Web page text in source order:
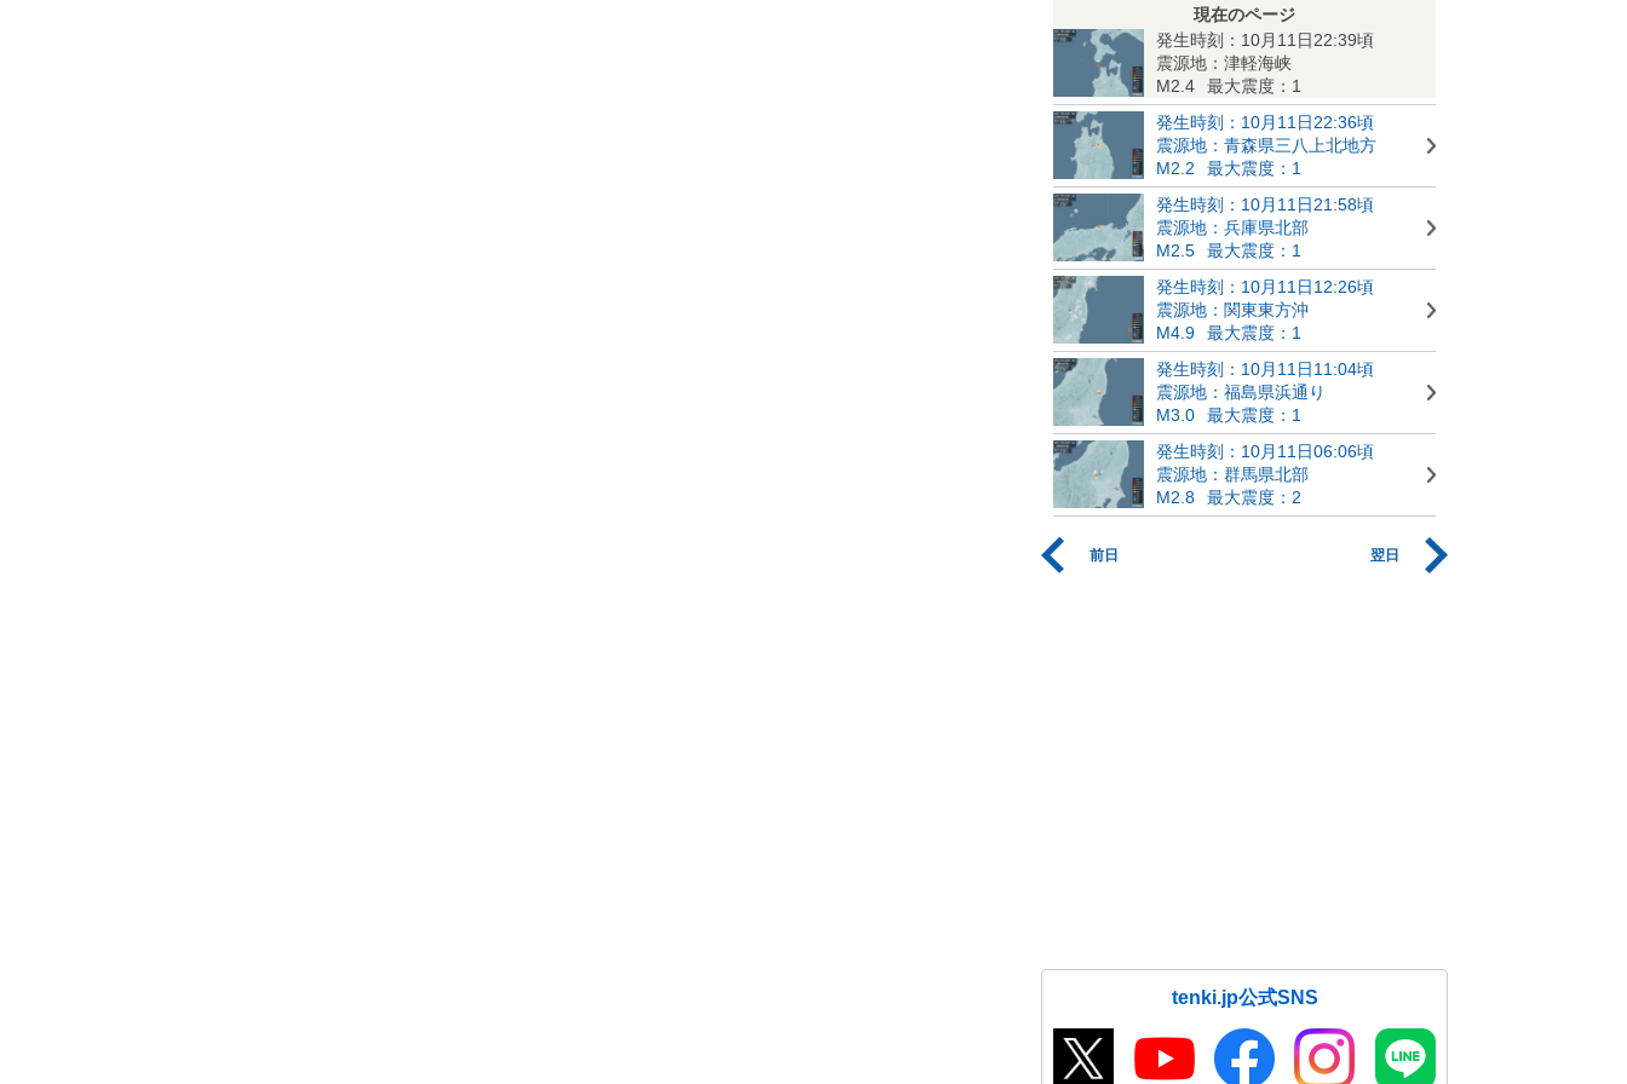
現在のページ
発生時刻：10月11日22:39頃
震源地：津軽海峡
M2.4
最大震度：1
発生時刻：10月11日22:36頃
震源地：青森県三八上北地方
M2.2
最大震度：1
発生時刻：10月11日21:58頃
震源地：兵庫県北部
M2.5
最大震度：1
発生時刻：10月11日12:26頃
震源地：関東東方沖
M4.9
最大震度：1
発生時刻：10月11日11:04頃
震源地：福島県浜通り
M3.0
最大震度：1
発生時刻：10月11日06:06頃
震源地：群馬県北部
M2.8
最大震度：2
前日 翌日
tenki.jp公式SNS